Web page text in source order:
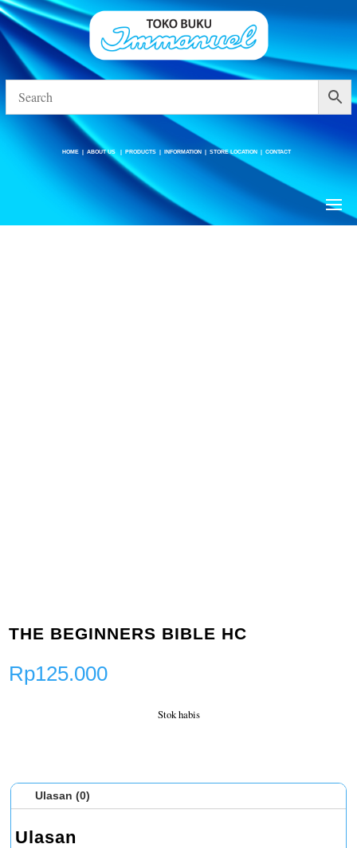
ABOUT US |STORE LOCATION
HOME |ABOUT US |PRODUCTS |INFORMATION |STORE LOCATION |CONTACT
THE BEGINNERS BIBLE HC
Rp125.000
Stok habis
Ulasan (0)
Ulasan